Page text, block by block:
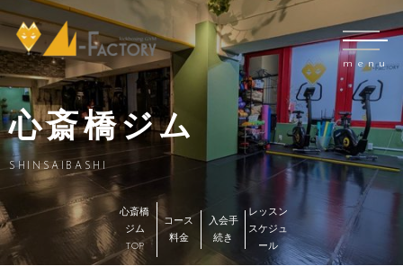
menu
心斎橋ジム
SHINSAIBASHI
心斎橋
ジム
TOP
コース
料金
入会手
続き
レッスン
スケジュ
ール